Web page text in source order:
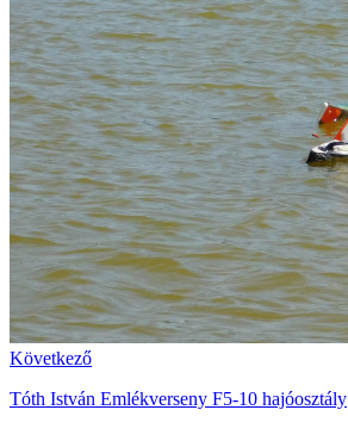
Következő
Tóth István Emlékverseny F5-10 hajóosztály